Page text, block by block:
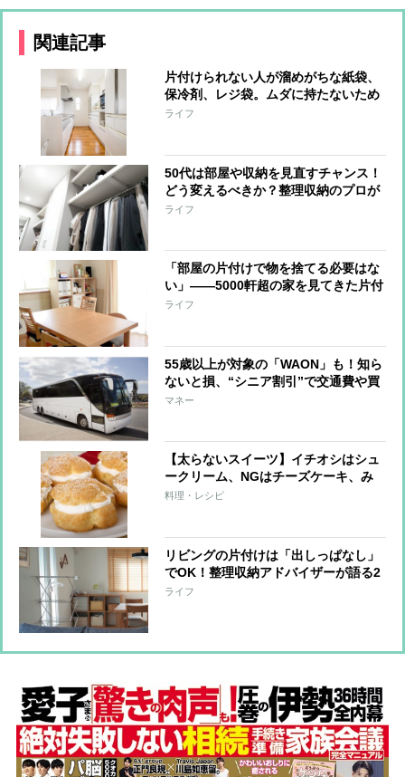
関連記事
片付けられない人が溜めがちな紙袋、
保冷剤、レジ袋。ムダに持たないため
の整理術
ライフ
50代は部屋や収納を見直すチャンス！
どう変えるべきか？整理収納のプロが
解説
ライフ
「部屋の片付けで物を捨てる必要はな
い」――5000軒超の家を見てきた片付
けのプロが辿り着いた結論
ライフ
55歳以上が対象の「WAON」も！知ら
ないと損、“シニア割引”で交通費や買
い物がお得に
マネー
【太らないスイーツ】イチオシはシュ
ークリーム、NGはチーズケーキ、み
たらし団子
料理・レシピ
リビングの片付けは「出しっぱなし」
でOK！整理収納アドバイザーが語る2
つのルール
ライフ